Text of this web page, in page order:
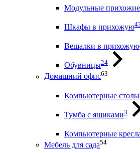
Модульные прихожие
Шкафы в прихожую
Вешалки в прихожую
Обувницы24
Домашний офис63
Компьютерные столы
Тумба с ящиками3
Компьютерные
Мебель для сада54